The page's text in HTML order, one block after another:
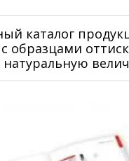
каталог
с образцами
натуральную